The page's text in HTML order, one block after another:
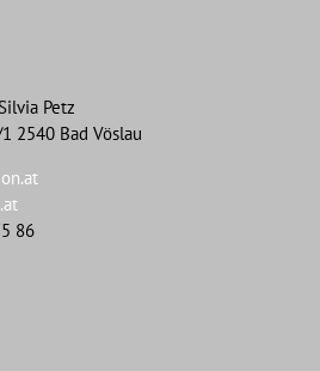
Petz
2540 Bad Vöslau
86